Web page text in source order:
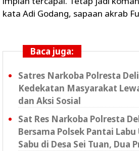
kata Adi Godang, sapaan akrab
Baca juga:
Satres Narkoba Polresta
Kedekatan Masyarakat
dan Aksi Sosial
Sat Res Narkoba Polresta
Bersama Polsek Pantai Labu
Sabu di Desa Sei Tuan, Dua